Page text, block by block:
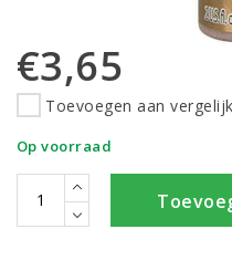
€3,65
Toevoegen aan
Op voorraad